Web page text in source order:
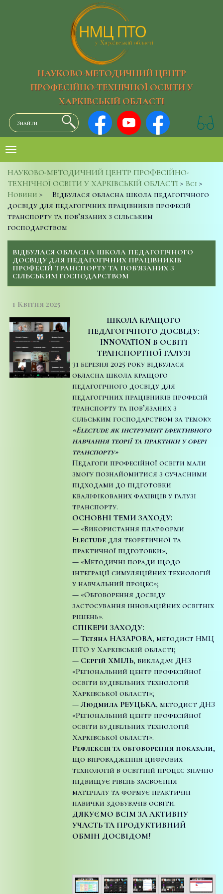
НАУКОВО-МЕТОДИЧНИЙ ЦЕНТР
ПРОФЕСІЙНО-ТЕХНІЧНОЇ ОСВІТИ У
ХАРКІВСЬКІЙ ОБЛАСТІ
НАУКОВО-МЕТОДИЧНИЙ ЦЕНТР ПРОФЕСІЙНО-
ТЕХНІЧНОЇ ОСВІТИ У ХАРКІВСЬКІЙ ОБЛАСТІ > Всі >
Новини >
Відбулася обласна школа педагогічного
досвіду для педагогічних працівників професій
транспорту та пов’язаних з сільським
господарством
ВІДБУЛАСЯ ОБЛАСНА ШКОЛА ПЕДАГОГІЧНОГО
ДОСВІДУ ДЛЯ ПЕДАГОГІЧНИХ ПРАЦІВНИКІВ
ПРОФЕСІЙ ТРАНСПОРТУ ТА ПОВ’ЯЗАНИХ З
СІЛЬСЬКИМ ГОСПОДАРСТВОМ
1 Квітня 2025
ШКОЛА КРАЩОГО
ПЕДАГОГІЧНОГО ДОСВІДУ:
INNOVATION В ОСВІТІ
ТРАНСПОРТНОЇ ГАЛУЗІ
31 березня 2025 року відбулася
обласна школа кращого
педагогічного досвіду для
педагогічних працівників професій
транспорту та пов’язаних з
сільським господарством за темою:
«Electude як інструмент ефективного
навчання теорії та практики у сфері
транспорту»
Педагоги професійної освіти мали
змогу познайомитися з сучасними
підходами до підготовки
кваліфікованих фахівців у галузі
транспорту.
ОСНОВНІ ТЕМИ ЗАХОДУ:
— «Використання платформи
Electudeдля теоретичної та
практичної підготовки»;
— «Методичні поради щодо
інтеграції симуляційних технологій
у навчальний процес»;
— «Обговорення досвіду
застосування інноваційних освітніх
рішень».
СПІКЕРИ ЗАХОДУ:
— Тетяна НАЗАРОВА, методист НМЦ
ПТО у Харківській області;
— Сергій ХМІЛЬ, викладач ДНЗ
«Регіональний центр професійної
освіти будівельних технологій
Харківської області»;
— Людмила РЕУЦЬКА, методист ДНЗ
«Регіональний центр професійної
освіти будівельних технологій
Харківської області».
Рефлексія та обговорення показали,
що впровадження цифрових
технологій в освітній процес значно
підвищує рівень засвоєння
матеріалу та формує практичні
навички здобувачів освіти.
ДЯКУЄМО ВСІМ ЗА АКТИВНУ
УЧАСТЬ ТА ПРОДУКТИВНИЙ
ОБМІН ДОСВІДОМ!